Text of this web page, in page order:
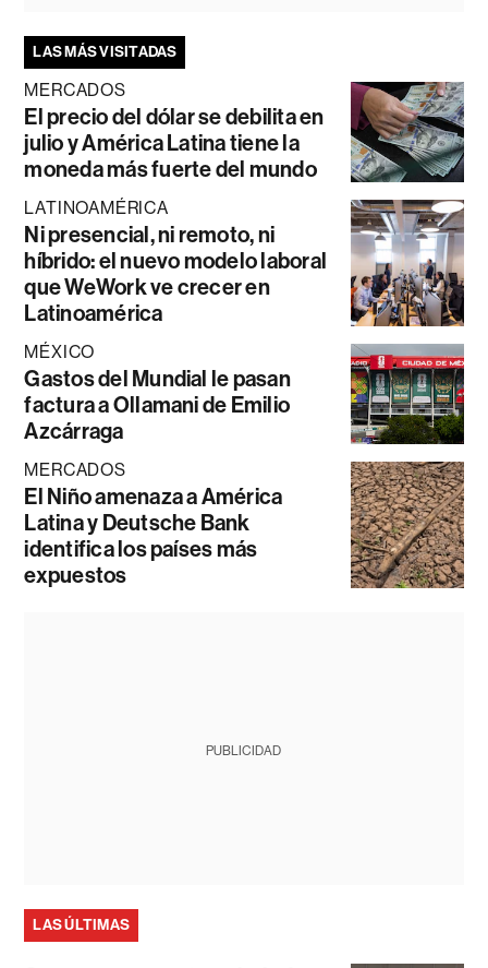
LAS MÁS VISITADAS
MERCADOS
El precio del dólar se debilita en
julio y América Latina tiene la
moneda más fuerte del mundo
LATINOAMÉRICA
Ni presencial, ni remoto, ni
híbrido: el nuevo modelo laboral
que WeWork ve crecer en
Latinoamérica
MÉXICO
Gastos del Mundial le pasan
factura a Ollamani de Emilio
Azcárraga
MERCADOS
El Niño amenaza a América
Latina y Deutsche Bank
identifica los países más
expuestos
PUBLICIDAD
LAS ÚLTIMAS